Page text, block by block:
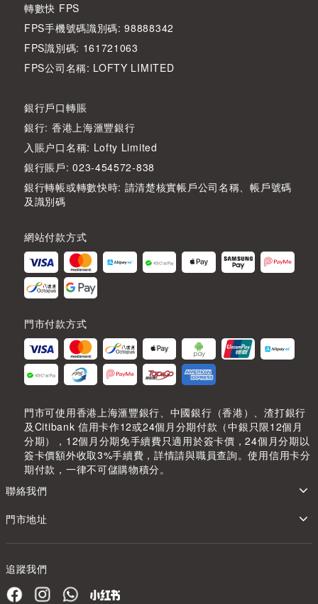
轉數快 FPS
FPS手機號碼識別碼: 98888342
FPS識別碼: 161721063
FPS公司名稱: LOFTY LIMITED
銀行戶口轉賬
銀行: 香港上海滙豐銀行
入賬户口名稱: Lofty Limited
銀行賬戶: 023-454572-838
銀行轉帳或轉數快時: 請清楚核實帳戶公司名稱、帳戶號碼
及識別碼
網站付款方式
門市付款方式
門市可使用香港上海滙豐銀行、中國銀行（香港）、渣打銀行
及Citibank 信用卡作12或24個月分期付款（中銀只限12個月
分期），12個月分期免手續費只適用於簽卡價，24個月分期以
簽卡價額外收取3%手續費，詳情請與職員查詢。使用信用卡分
期付款，一律不可儲購物積分。
聯絡我們
門市地址
追蹤我們